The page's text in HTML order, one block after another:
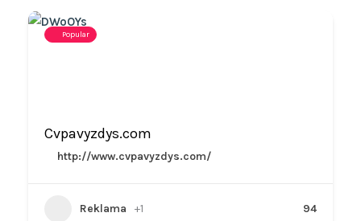
Popular
Cvpavyzdys.com
http://www.cvpavyzdys.com/
Reklama +1 94